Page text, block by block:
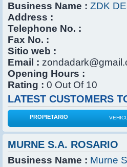
Business Name : ZDK
Address :
Telephone No. :
Fax No. :
Sitio web :
Email :
Opening Hours :
Rating : 0 Out Of 10
LATEST CUSTOMERS
PROPIETARIO
MURNE S.A. ROSARIO
Business Name : Murne